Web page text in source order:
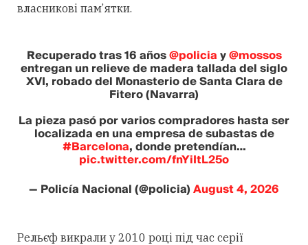
власникові пам’ятки.
Recuperado tras 16 años@policiay@mossos
entregan un relieve de madera tallada del siglo
XVI, robado del Monasterio de Santa Clara de
Fitero (Navarra)
La pieza pasó por varios compradores hasta ser
localizada en una empresa de subastas de
#Barcelona, donde pretendían…
pic.twitter.com/fnYiItL25o
— Policía Nacional (@policia)August 4, 2026
Рельєф викрали у 2010 році під час серії